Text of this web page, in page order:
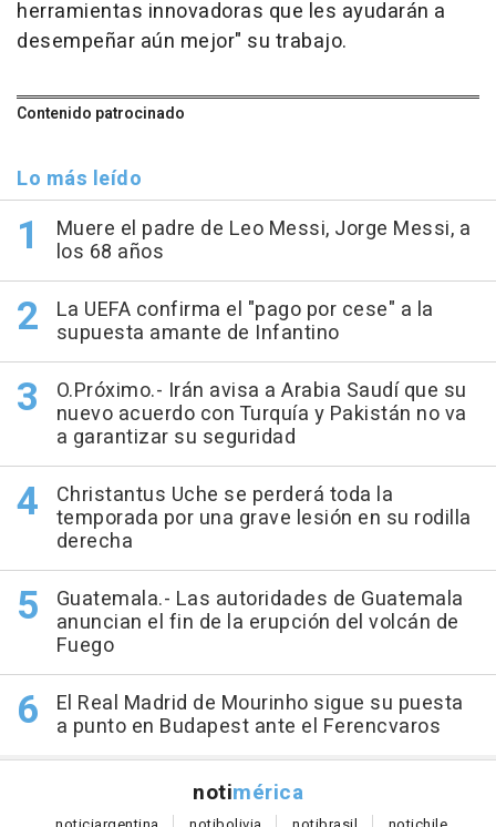
herramientas innovadoras que les ayudarán a
desempeñar aún mejor" su trabajo.
Contenido patrocinado
Lo más leído
Muere el padre de Leo Messi, Jorge Messi, a
los 68 años
La UEFA confirma el "pago por cese" a la
supuesta amante de Infantino
O.Próximo.- Irán avisa a Arabia Saudí que su
nuevo acuerdo con Turquía y Pakistán no va
a garantizar su seguridad
Christantus Uche se perderá toda la
temporada por una grave lesión en su rodilla
derecha
Guatemala.- Las autoridades de Guatemala
anuncian el fin de la erupción del volcán de
Fuego
El Real Madrid de Mourinho sigue su puesta
a punto en Budapest ante el Ferencvaros
notimérica